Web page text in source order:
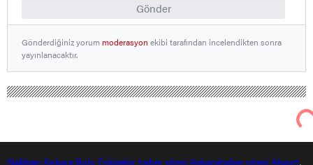
Gönder
Gönderdiğiniz yorummoderasyon ekibi tarafından incelendikten sonra
yayınlanacaktır.